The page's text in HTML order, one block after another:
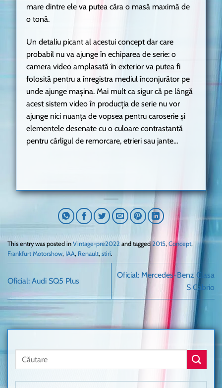
mare dintre ele va putea căra o masă maximă de
o tonă.
Un detaliu picant al acestui concept dar care
probabil nu va ajunge în echiparea de serie: o
camera video amplasată în exterior va putea fi
folosită pentru a înregistra mediul înconjurător pe
unde ajunge mașina. Mai mult ca sigur că pe lângă
acest sistem video în producția de serie nu vor
ajunge nici nuanța de vopsea pentru caroserie și
elementele desenate cu o culoare contrastantă
pentru cârligul de remorcare, etrieri sau jante…
This entry was posted in Vintage-pre2022 and tagged2015, Concept,
Frankfurt Motorshow, IAA, Renault, stiri.
Oficial: Audi SQ5 Plus
Oficial: Mercedes-Benz Clasa
S Cabrio